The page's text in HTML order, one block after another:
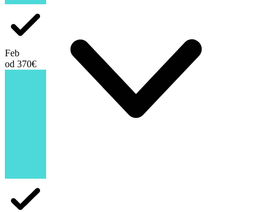
Joga dopĺňa liečebný proces a podporuje fyzickú aj mentálnu
rovnováhu.
Mangosteen Ayurveda & Wellness Resort je miesto pre ľudí a
klientov, ktorí hľadajú autentickú ayurvedu v exotickom prostredí
Thajska, s odborným vedením, kvalitnými terapiami, nádherným
výhľadom z kopca a vysokým štandardom služieb.
Feb
od 370€